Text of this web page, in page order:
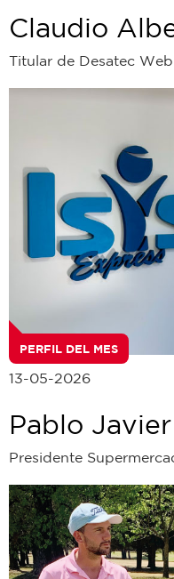
Claudio
Titular de Desatec Web
PERFIL DEL MES
13-05-2026
Pablo
Presidente